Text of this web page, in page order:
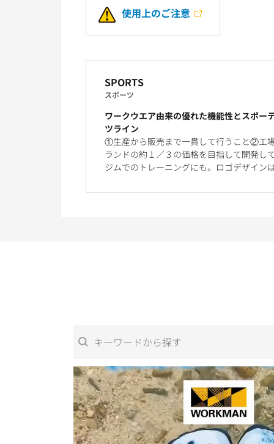
使用上のご注意
SPORTS
スポーツ
ワークウエア由来の優れた機能性とスポー
ツライン
①生産から販売まで一貫して行うこと②工
ランドの約１／３の価格を目指して開発し
ジムでのトレーニングにも。ロゴデザイン